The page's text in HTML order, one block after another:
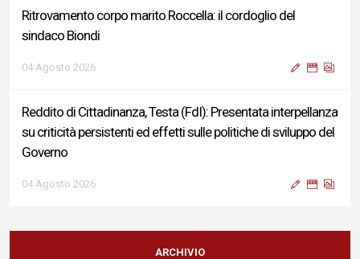
Ritrovamento corpo marito Roccella: il cordoglio del
sindaco Biondi
04 Agosto 2026
Reddito di Cittadinanza, Testa (FdI): Presentata interpellanza
su criticità persistenti ed effetti sulle politiche di sviluppo del
Governo
04 Agosto 2026
Sigismondi, Liris e Testa: “Profondo cordoglio e vicinanza al
Ministro Roccella e alla sua famiglia”
ARCHIVIO